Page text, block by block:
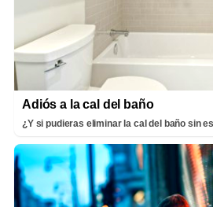
Adiós a la cal del baño
¿Y si pudieras eliminar la cal del baño sin